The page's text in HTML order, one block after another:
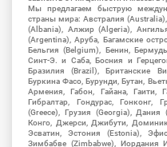
Мы предлагаем быструю
страны мира: Австралия
(Albania), Алжир (Algeria),
(Argentina), Аруба, Багамские
Бельгия (Belgium), Бенин,
Синт-Э. и Саба, Босния и
Бразилия (Brazil), Британские
Буркина Фасо, Бурунди, Бутан,
Армения, Габон, Гайана, Гаити,
Гибралтар, Гондурас, Гонконг,
(Greece), Грузия (Georgia), Дания
Конго, Джерси, Джибути,
Эсватин, Эстония (Estonia),
Зимбабве (Zimbabwe), Иордания